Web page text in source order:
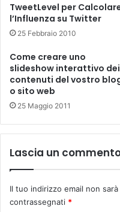
TweetLevel per
l’Influenza su Twitter
25 Febbraio 2010
Come creare uno
slideshow interattivo dei
contenuti del vostro
o sito web
25 Maggio 2011
Lascia un
Il tuo indirizzo email non
contrassegnati *